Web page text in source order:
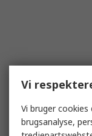
Vi
Vi bruger
brugsanalyse,